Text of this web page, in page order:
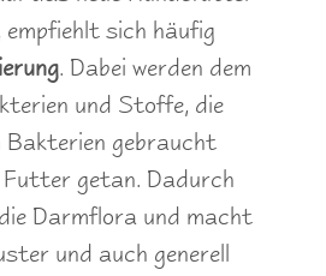
sich häufig
. Dabei werden dem
und Stoffe, die
Bakterien gebraucht
Futter getan. Dadurch
Darmflora und macht
und auch generell